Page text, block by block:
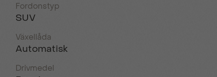
Fordonstyp
SUV
Växellåda
Automatisk
Drivmedel